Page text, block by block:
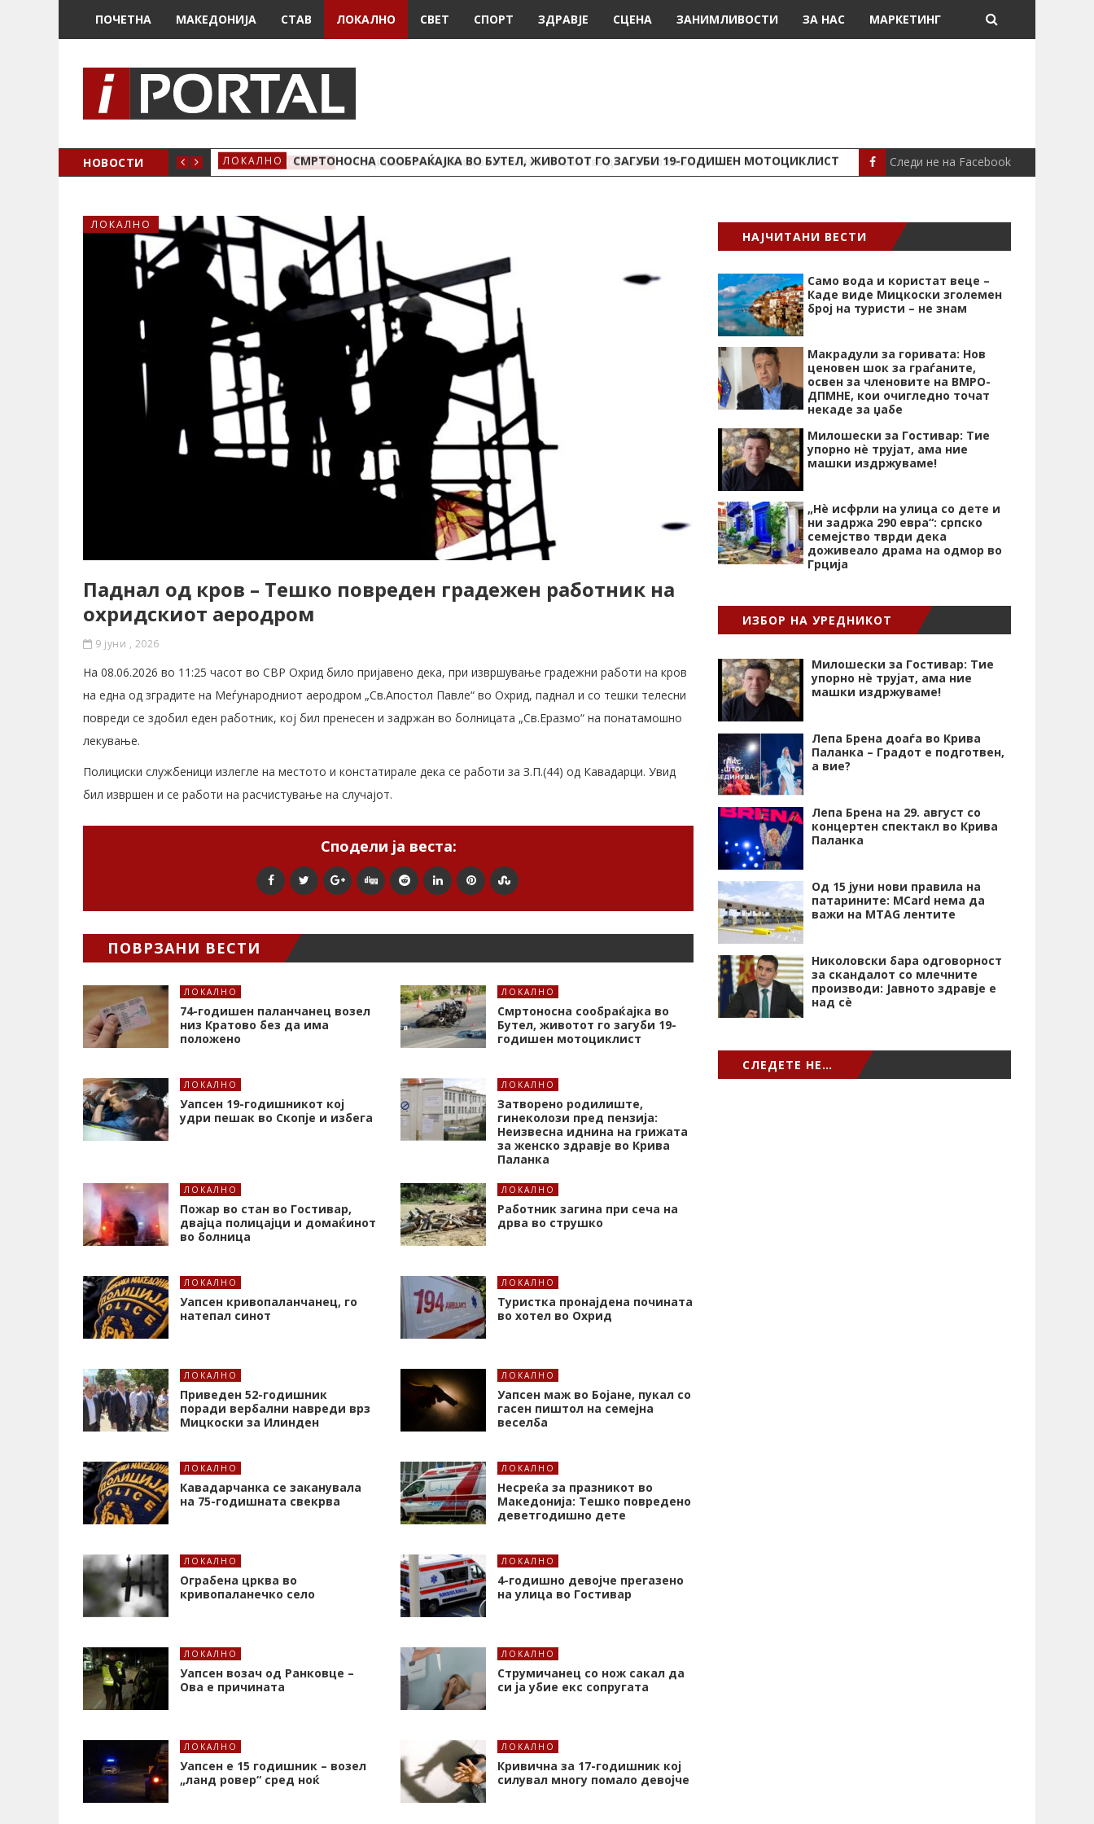
ПОЧЕТНА МАКЕДОНИЈА СТАВ ЛОКАЛНО СВЕТ СПОРТ ЗДРАВЈЕ СЦЕНА ЗАНИМЛИВОСТИ ЗА НАС МАРКЕТИНГ
НОВОСТИ ЛОКАЛНО СМРТОНОСНА СООБРАЌАЈКА ВО БУТЕЛ, ЖИВОТОТ ГО ЗАГУБИ 19-ГОДИШЕН МОТОЦИКЛИСТ СЦЕНА СЕВЕРИНА ВО
Следи не на Facebook
ЛОКАЛНО
Паднал од кров – Тешко повреден градежен работник на
охридскиот аеродром
9 јуни , 2026
На 08.06.2026 во 11:25 часот во СВР Охрид било пријавено дека, при извршување градежни работи на кров
на една од зградите на Меѓународниот аеродром „Св.Апостол Павле“ во Охрид, паднал и со тешки телесни
повреди се здобил еден работник, кој бил пренесен и задржан во болницата „Св.Еразмо“ на понатамошно
лекување.
Полициски службеници излегле на местото и констатирале дека се работи за З.П.(44) од Кавадарци. Увид
бил извршен и се работи на расчистување на случајот.
Сподели ја веста:
ПОВРЗАНИ ВЕСТИ
ЛОКАЛНО
74-годишен паланчанец возел
низ Кратово без да има
положено
ЛОКАЛНО
Смртоносна сообраќајка во
Бутел, животот го загуби 19-
годишен мотоциклист
ЛОКАЛНО
Уапсен 19-годишникот кој
удри пешак во Скопје и избега
ЛОКАЛНО
Затворено родилиште,
гинеколози пред пензија:
Неизвесна иднина на грижата
за женско здравје во Крива
Паланка
ЛОКАЛНО
Пожар во стан во Гостивар,
двајца полицајци и домаќинот
во болница
ЛОКАЛНО
Работник загина при сеча на
дрва во струшко
ЛОКАЛНО
Уапсен кривопаланчанец, го
натепал синот
ЛОКАЛНО
Туристка пронајдена почината
во хотел во Охрид
ЛОКАЛНО
Приведен 52-годишник
поради вербални навреди врз
Мицкоски за Илинден
ЛОКАЛНО
Уапсен маж во Бојане, пукал со
гасен пиштол на семејна
веселба
ЛОКАЛНО
Кавадарчанка се заканувала
на 75-годишната свекрва
ЛОКАЛНО
Несреќа за празникот во
Македонија: Тешко повредено
деветгодишно дете
ЛОКАЛНО
Ограбена црква во
кривопаланечко село
ЛОКАЛНО
4-годишно девојче прегазено
на улица во Гостивар
ЛОКАЛНО
Уапсен возач од Ранковце –
Ова е причината
ЛОКАЛНО
Струмичанец со нож сакал да
си ја убие екс сопругата
ЛОКАЛНО
Уапсен е 15 годишник – возел
„ланд ровер“ сред ноќ
ЛОКАЛНО
Кривична за 17-годишник кој
силувал многу помало девојче
НАЈЧИТАНИ ВЕСТИ
Само вода и користат веце –
Каде виде Мицкоски зголемен
број на туристи – не знам
Макрадули за горивата: Нов
ценовен шок за граѓаните,
освен за членовите на ВМРО-
ДПМНЕ, кои очигледно точат
некаде за џабе
Милошески за Гостивар: Тие
упорно нѐ трујат, ама ние
машки издржуваме!
„Нѐ исфрли на улица со дете и
ни задржа 290 евра“: српско
семејство тврди дека
доживеало драма на одмор во
Грција
ИЗБОР НА УРЕДНИКОТ
Милошески за Гостивар: Тие
упорно нѐ трујат, ама ние
машки издржуваме!
Лепа Брена доаѓа во Крива
Паланка – Градот е подготвен,
а вие?
Лепа Брена на 29. август со
концертен спектакл во Крива
Паланка
Од 15 јуни нови правила на
патарините: MCard нема да
важи на MTAG лентите
Николовски бара одговорност
за скандалот со млечните
производи: Јавното здравје е
над сѐ
СЛЕДЕТЕ НЕ…